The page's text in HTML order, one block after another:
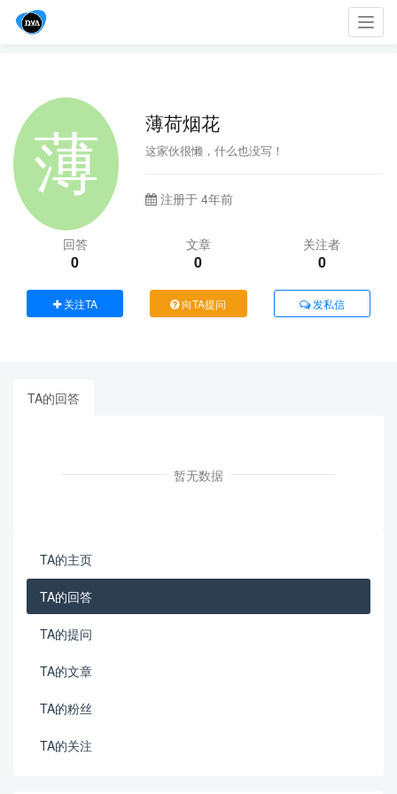
薄荷烟花
这家伙很懒，什么也没写！
注册于 4年前
回答
0
文章
0
关注者
0
关注TA 向TA提问 发私信
TA的回答
暂无数据
TA的主页
TA的回答
TA的提问
TA的文章
TA的粉丝
TA的关注